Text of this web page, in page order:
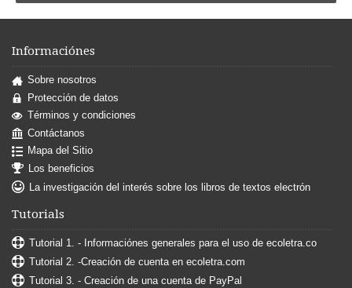
Informaciónes
Sobre nosotros
Protección de datos
Términos y condiciones
Contáctanos
Mapa del Sitio
Los beneficios
La investigación del interés sobre los libros de textos electrón
Tutorials
Tutorial 1. - Informaciónes generales para el uso de ecoletra.co
Tutorial 2. -Creación de cuenta en ecoletra.com
Tutorial 3. - Creación de una cuenta de PayPal